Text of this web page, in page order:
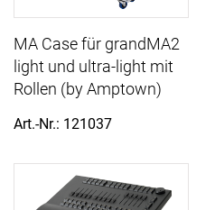
MA Case für grandMA2
light und ultra-light mit
Rollen (by Amptown)
Art.-Nr.: 121037